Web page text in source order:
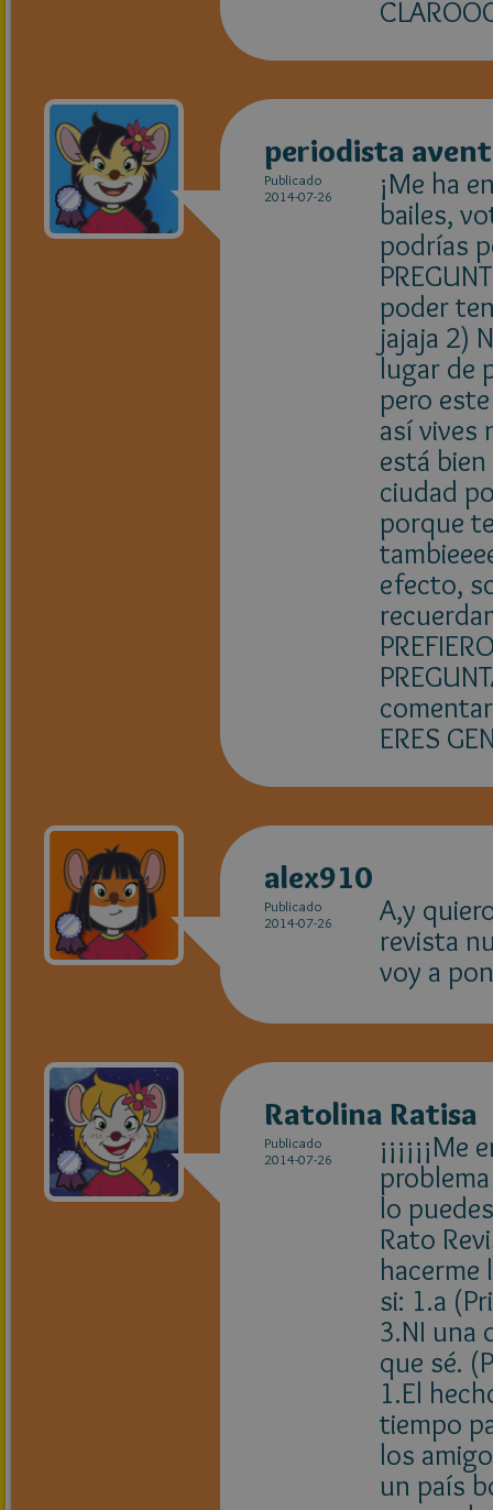
periodista
Publicado
2014-07-26
¡Me ha
bailes,
podrías
poder
jajaja 2)
lugar de
pero
así vives
está
ciudad
porque
efecto,
ERES
alex910
Publicado
2014-07-26
A,y
revista
voy a
Ratolina Ratisa
Publicado
2014-07-26
lo
Rato
hacerme
si: 1.a
3.NI una
que sé.
1.El
tiempo
los
un país